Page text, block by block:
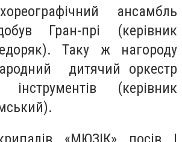
ансамбль
Гран-прі (керівник
Таку ж нагороду
дитячий оркестр
(керівник